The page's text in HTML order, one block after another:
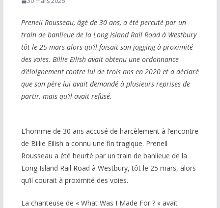
Prenell Rousseau, âgé de 30 ans, a été percuté par un
train de banlieue de la Long Island Rail Road à Westbury
tôt le 25 mars alors qu’il faisait son jogging à proximité
des voies. Billie Eilish avait obtenu une ordonnance
d’éloignement contre lui de trois ans en 2020 et a déclaré
que son père lui avait demandé à plusieurs reprises de
partir, mais qu’il avait refusé.
L’homme de 30 ans accusé de harcèlement à l’encontre
de Billie Eilish a connu une fin tragique. Prenell
Rousseau a été heurté par un train de banlieue de la
Long Island Rail Road à Westbury, tôt le 25 mars, alors
qu’il courait à proximité des voies.
La chanteuse de « What Was I Made For ? » avait